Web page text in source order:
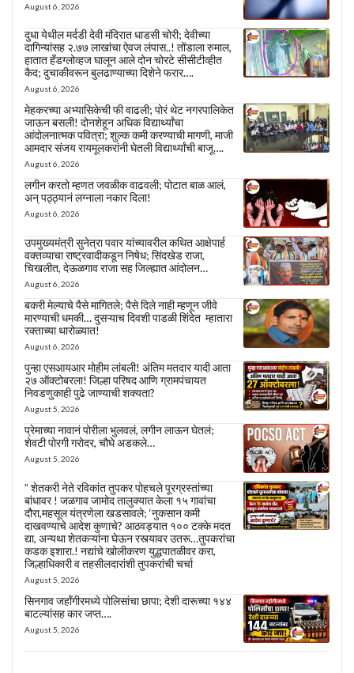
August 6, 2026
दुधा येथील मर्दडी देवी मंदिरात धाडसी चोरी; देवीच्या
दागिन्यांसह २.७७ लाखांचा ऐवज लंपास..! तोंडाला रुमाल,
हातात हँडग्लोव्हज घालून आले दोन चोरटे सीसीटीव्हीत
कैद; दुचाकीवरून बुलढाण्याच्या दिशेने फरार….
August 6, 2026
मेहकरच्या अभ्यासिकेची फी वाढली; पोरं थेट नगरपालिकेत
जाऊन बसली! दोनशेहून अधिक विद्यार्थ्यांचा
आंदोलनात्मक पवित्रा; शुल्क कमी करण्याची मागणी, माजी
आमदार संजय रायमूलकरांनी घेतली विद्यार्थ्यांची बाजू….
August 6, 2026
लगीन करतो म्हणत जवळीक वाढवली; पोटात बाळ आलं,
अन् पठ्ठ्यानं लग्नाला नकार दिला!
August 6, 2026
उपमुख्यमंत्री सुनेत्रा पवार यांच्यावरील कथित आक्षेपार्ह
वक्तव्याचा राष्ट्रवादीकडून निषेध; सिंदखेड राजा,
चिखलीत, देऊळगाव राजा सह जिल्ह्यात आंदोलन…
August 6, 2026
बकरी मेल्याचे पैसे मागितले; पैसे दिले नाही म्हणून जीवे
मारण्याची धमकी… दुसऱ्याच दिवशी पाडळी शिंदेत म्हातारा
रक्ताच्या थारोळ्यात!
August 6, 2026
पुन्हा एसआयआर मोहीम लांबली! अंतिम मतदार यादी आता
२७ ऑक्टोबरला! जिल्हा परिषद आणि ग्रामपंचायत
निवडणुकाही पुढे जाण्याची शक्यता?
August 5, 2026
प्रेमाच्या नावानं पोरीला भुलवलं, लगीन लाऊन घेतलं;
शेवटी पोरगी गरोदर, चौघे अडकले…
August 5, 2026
” शेतकरी नेते रविकांत तुपकर पोहचले पूरग्रस्तांच्या
बांधावर ! जळगाव जामोद तालुक्यात केला १५ गावांचा
दौरा,महसूल यंत्रणेला खडसावले; ‘नुकसान कमी
दाखवण्याचे आदेश कुणाचे? आठवड्यात १०० टक्के मदत
द्या, अन्यथा शेतकऱ्यांना घेऊन रस्त्यावर उतरू…तुपकरांचा
कडक इशारा.! नद्यांचे खोलीकरण युद्धपातळीवर करा,
जिल्हाधिकारी व तहसीलदारांशी तुपकरांची चर्चा
August 5, 2026
सिनगाव जहाँगीरमध्ये पोलिसांचा छापा; देशी दारूच्या १४४
बाटल्यांसह कार जप्त….
August 5, 2026